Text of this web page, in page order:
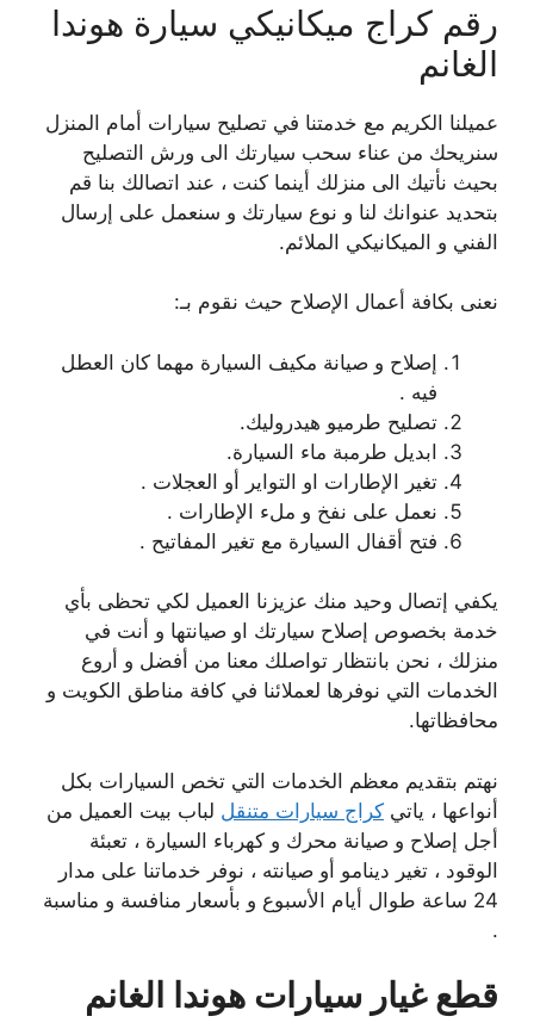
رقم كراج ميكانيكي سيارة هوندا
الغانم
عميلنا الكريم مع خدمتنا في تصليح سيارات أمام المنزل
سنريحك من عناء سحب سيارتك الى ورش التصليح
بحيث نأتيك الى منزلك أينما كنت ، عند اتصالك بنا قم
بتحديد عنوانك لنا و نوع سيارتك و سنعمل على إرسال
الفني و الميكانيكي الملائم.
نعنى بكافة أعمال الإصلاح حيث نقوم بـ:
إصلاح و صيانة مكيف السيارة مهما كان العطل
فيه .
تصليح طرميو هيدروليك.
ابديل طرمبة ماء السيارة.
تغير الإطارات او التواير أو العجلات .
نعمل على نفخ و ملء الإطارات .
فتح أقفال السيارة مع تغير المفاتيح .
يكفي إتصال وحيد منك عزيزنا العميل لكي تحظى بأي
خدمة بخصوص إصلاح سيارتك او صيانتها و أنت في
منزلك ، نحن بانتظار تواصلك معنا من أفضل و أروع
الخدمات التي نوفرها لعملائنا في كافة مناطق الكويت و
محافظاتها.
نهتم بتقديم معظم الخدمات التي تخص السيارات بكل
أنواعها ، ياتي كراج سيارات متنقل لباب بيت العميل من
أجل إصلاح و صيانة محرك و كهرباء السيارة ، تعبئة
الوقود ، تغير دينامو أو صيانته ، نوفر خدماتنا على مدار
24 ساعة طوال أيام الأسبوع و بأسعار منافسة و مناسبة
.
قطع غيار سيارات هوندا الغانم